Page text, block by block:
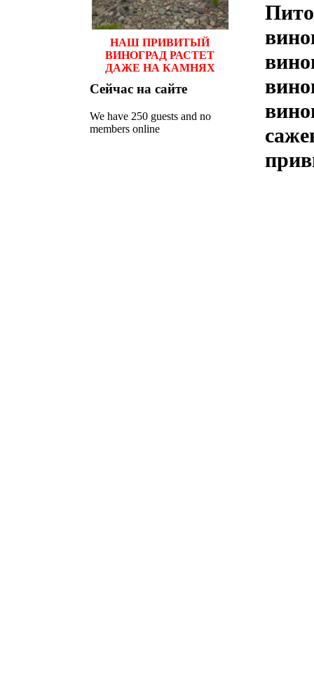
НАШ ПРИВИТЫЙ
ВИНОГРАД РАСТЕТ
ДАЖЕ НА КАМНЯХ
Сейчас на сайте
We have 250 guests and no
members online